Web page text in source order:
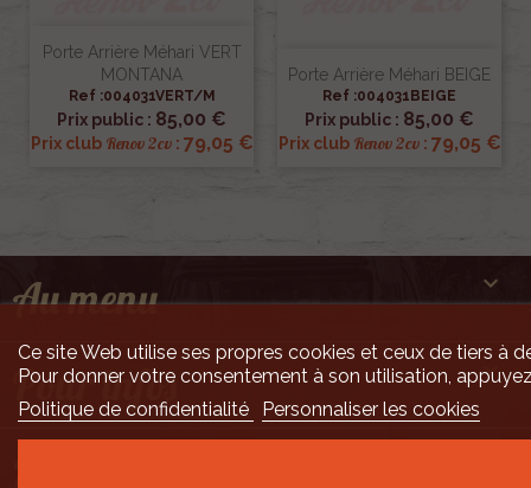
Porte Arrière Méhari VERT
MONTANA
Ref :004031VERT/M
Prix public : 85,00 €
Prix club Renov 2cv: 79,05 €
Porte Arrière Méhari BEIGE
Ref :004031BEIGE
Prix public : 85,00 €
Prix club Renov 2cv: 79,05 €
Au menu 
Pour infos 
Ce site Web utilise ses propres cookies et ceux de tiers à
Pour donner votre consentement à son utilisation,
Politique de confidentialité
Personnaliser les cookies